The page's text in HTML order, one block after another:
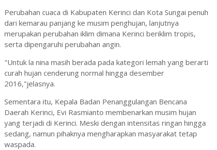
Perubahan cuaca di Kabupaten Kerinci dan Kota Sungai penuh
dari kemarau panjang ke musim penghujan, lanjutnya
merupakan perubahan iklim dimana Kerinci beriklim tropis,
serta dipengaruhi perubahan angin.
"Untuk la nina masih berada pada kategori lemah yang berarti
curah hujan cenderung normal hingga desember
2016,"jelasnya.
Sementara itu, Kepala Badan Penanggulangan Bencana
Daerah Kerinci, Evi Rasmianto membenarkan musim hujan
yang terjadi di Kerinci. Meski dengan intensitas ringan hingga
sedang, namun pihaknya mengharapkan masyarakat tetap
waspada.